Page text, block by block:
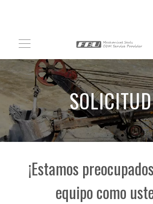
SOLICITUD
¡Estamos
equipo como